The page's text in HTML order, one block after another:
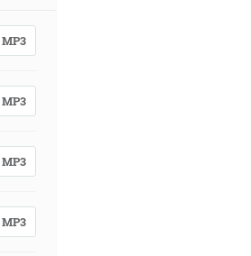
MP3
MP3
MP3
MP3